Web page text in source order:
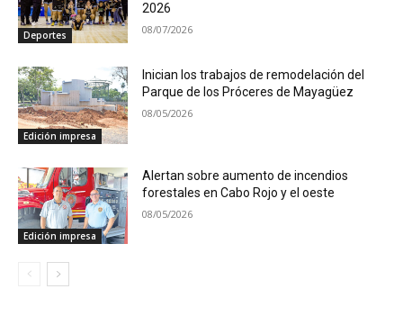
Deportes
2026
08/07/2026
Edición impresa
Inician los trabajos de remodelación del
Parque de los Próceres de Mayagüez
08/05/2026
Edición impresa
Alertan sobre aumento de incendios
forestales en Cabo Rojo y el oeste
08/05/2026